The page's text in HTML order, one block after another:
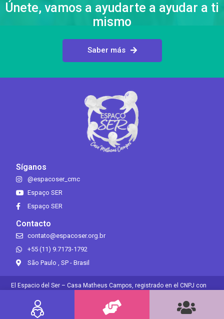
Únete, vamos a ayudarte a ayudar a ti
mismo
Saber más
Síganos
@espacoser_cmc
Espaço SER
Espaço SER
Contacto
contato@espacoser.org.br
+55 (11) 9.7173-1792
São Paulo , SP - Brasil
El Espacio del Ser – Casa Matheus Campos, registrado en el CNPJ con
bajo la legislación tributaria brasileña, disfruta de inmunidad de los
impuestos federales adeudados sobre sus propios ingresos.